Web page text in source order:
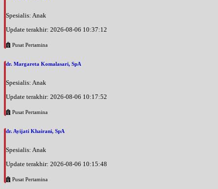
Spesialis: Anak
Update terakhir: 2026-08-06 10:37:12
Pusat Pertamina
dr. Margareta Komalasari, SpA
Spesialis: Anak
Update terakhir: 2026-08-06 10:17:52
Pusat Pertamina
dr. Ayijati Khairani, SpA
Spesialis: Anak
Update terakhir: 2026-08-06 10:15:48
Pusat Pertamina